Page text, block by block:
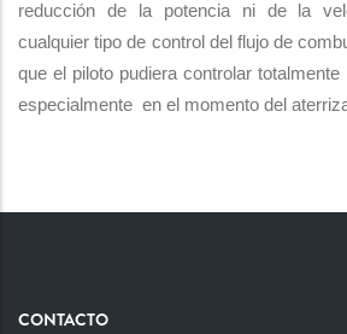
reducción de la potencia ni de la
cualquier tipo de control del flujo de
que el piloto pudiera controlar
especialmente en el momento del
CONTACTO